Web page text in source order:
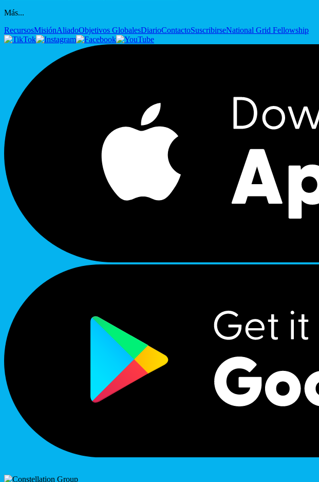
Más...
RecursosMisiónAliadoObjetivos GlobalesDiarioContactoSuscribirseNational Grid Fellowship